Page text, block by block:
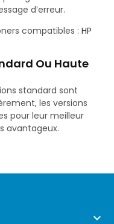
d’erreur.
compatibles : HP
Ou Haute
standard sont
les versions
pour leur meilleur
avantageux.
